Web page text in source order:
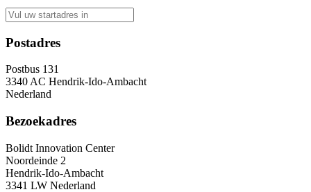
Postadres
Postbus 131
3340 AC Hendrik-Ido-Ambacht
Nederland
Bezoekadres
Bolidt Innovation Center
Noordeinde 2
Hendrik-Ido-Ambacht
3341 LW Nederland